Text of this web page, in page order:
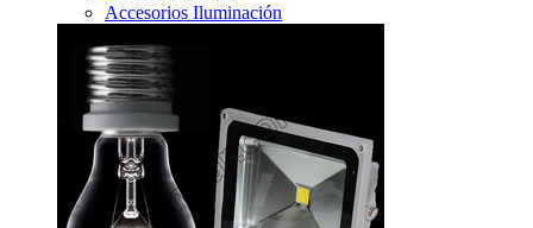
Accesorios Iluminación